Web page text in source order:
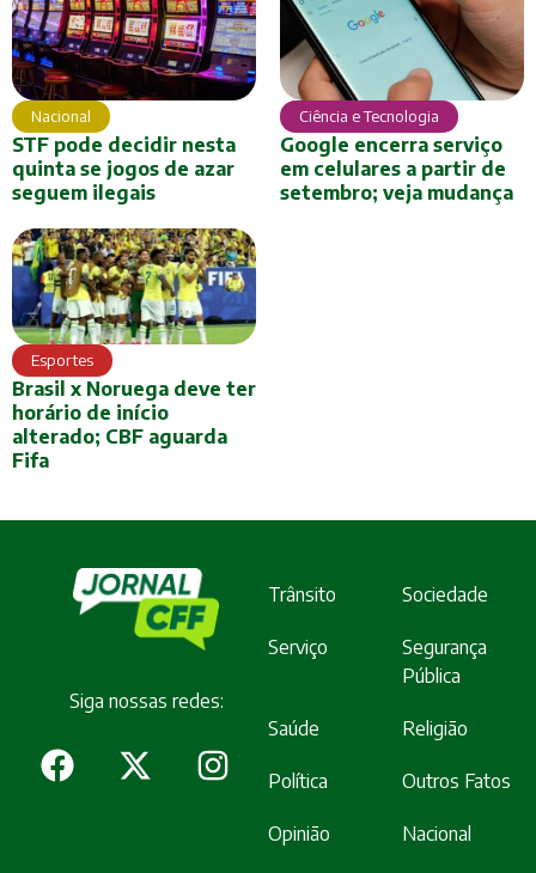
Nacional
STF pode decidir nesta
quinta se jogos de azar
seguem ilegais
Ciência e Tecnologia
Google encerra serviço
em celulares a partir de
setembro; veja mudança
Esportes
Brasil x Noruega deve ter
horário de início
alterado; CBF aguarda
Fifa
Siga nossas redes:
Trânsito Sociedade
Serviço
Segurança
Pública
Saúde Religião
Política Outros Fatos
Opinião Nacional